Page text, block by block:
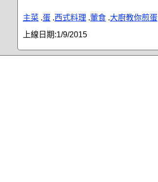
主菜 .蛋 .西式料理 .葷食 .大廚教你煎蛋
上線日期:1/9/2015